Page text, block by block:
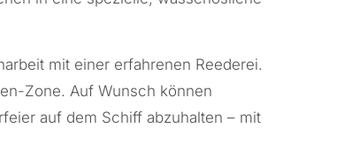
mit einer erfahrenen Reederei.
Zone. Auf Wunsch können
auf dem Schiff abzuhalten – mit